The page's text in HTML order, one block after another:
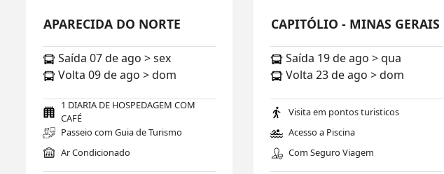
APARECIDA DO NORTE
Saída 07 de ago > sex
Volta 09 de ago > dom
1 DIARIA DE HOSPEDAGEM COM
CAFÉ
Passeio com Guia de Turismo
Ar Condicionado
CAPITÓLIO - MINAS GERAIS
Saída 19 de ago > qua
Volta 23 de ago > dom
Visita em pontos turisticos
Acesso a Piscina
Com Seguro Viagem